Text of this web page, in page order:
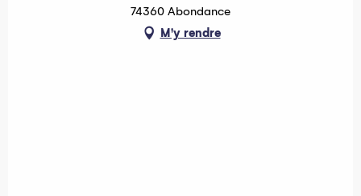
74360 Abondance
M'y rendre